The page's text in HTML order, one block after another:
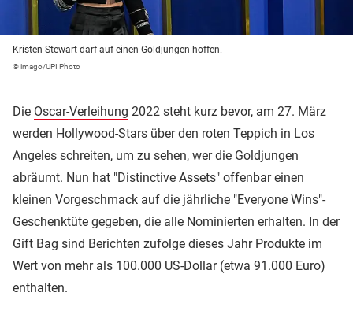
Kristen Stewart darf auf einen Goldjungen hoffen.
© imago/UPI Photo
Die Oscar-Verleihung 2022 steht kurz bevor, am 27. März
werden Hollywood-Stars über den roten Teppich in Los
Angeles schreiten, um zu sehen, wer die Goldjungen
abräumt. Nun hat "Distinctive Assets" offenbar einen
kleinen Vorgeschmack auf die jährliche "Everyone Wins"-
Geschenktüte gegeben, die alle Nominierten erhalten. In der
Gift Bag sind Berichten zufolge dieses Jahr Produkte im
Wert von mehr als 100.000 US-Dollar (etwa 91.000 Euro)
enthalten.